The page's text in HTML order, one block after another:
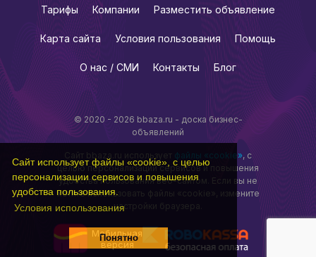
Сайт использует файлы «cookie», с целью
персонализации сервисов и повышения
удобства пользования.
Условия использования
Понятно
© 2020 - 2026 bbaza.ru - доска бизнес-
объявлений
Сайт bbaza.ru использует файлы «cookie», с
целью персонализации сервисов и повышения
удобства пользования веб-сайтом. Если вы не
хотите использовать файлы «cookie», измените
настройки браузера.
Мобильная
версия
Тарифы Компании Разместить объявление
Карта сайта Условия пользования Помощь
О нас / СМИ Контакты Блог